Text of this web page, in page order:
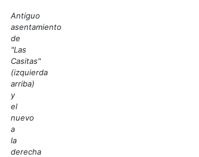
Antiguo
asentamiento
de
"Las
Casitas"
(izquierda
arriba)
y
el
nuevo
a
la
derecha